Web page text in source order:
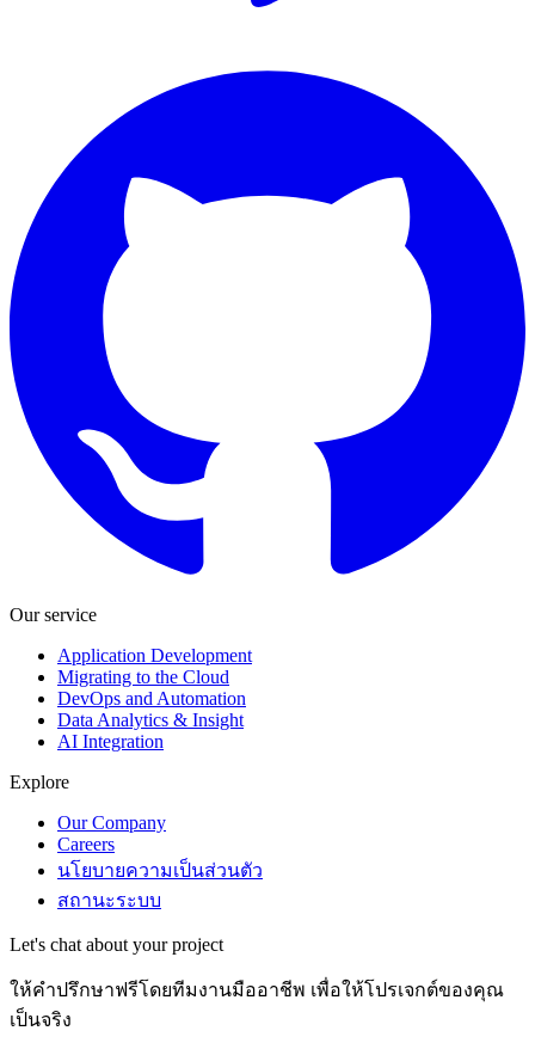
Our service
Application Development
Migrating to the Cloud
DevOps and Automation
Data Analytics & Insight
AI Integration
Explore
Our Company
Careers
นโยบายความเป็นส่วนตัว
สถานะระบบ
Let's chat about your project
ให้คำปรึกษาฟรีโดยทีมงานมืออาชีพ เพื่อให้โปรเจกต์ของคุณ
เป็นจริง